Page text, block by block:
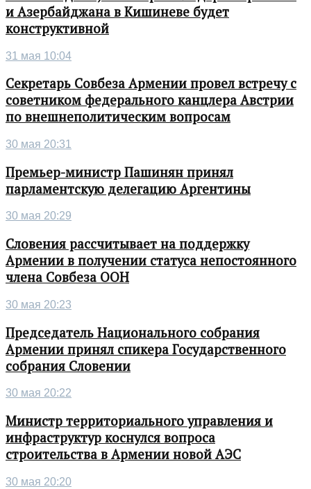
и Азербайджана в Кишиневе будет
конструктивной
31 мая 10:04
Секретарь Совбеза Армении провел встречу с
советником федерального канцлера Австрии
по внешнеполитическим вопросам
30 мая 20:31
Премьер-министр Пашинян принял
парламентскую делегацию Аргентины
30 мая 20:29
Словения рассчитывает на поддержку
Армении в получении статуса непостоянного
члена Совбеза ООН
30 мая 20:23
Председатель Национального собрания
Армении принял спикера Государственного
собрания Словении
30 мая 20:22
Министр территориального управления и
инфраструктур коснулся вопроса
строительства в Армении новой АЭС
30 мая 20:20